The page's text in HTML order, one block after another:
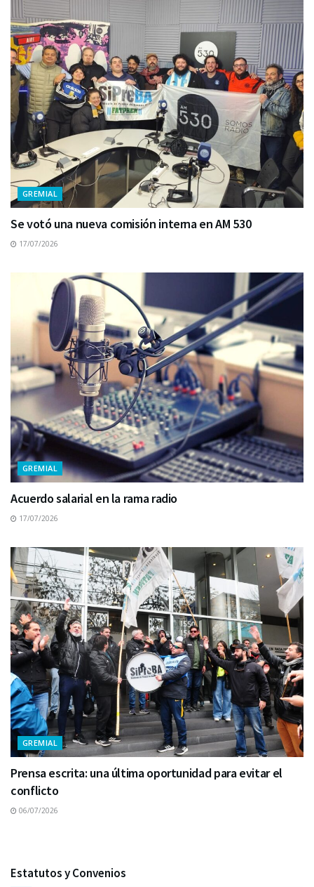
GREMIAL
Se votó una nueva comisión interna en AM 530
17/07/2026
GREMIAL
Acuerdo salarial en la rama radio
17/07/2026
GREMIAL
Prensa escrita: una última oportunidad para evitar el
conflicto
06/07/2026
Estatutos y Convenios